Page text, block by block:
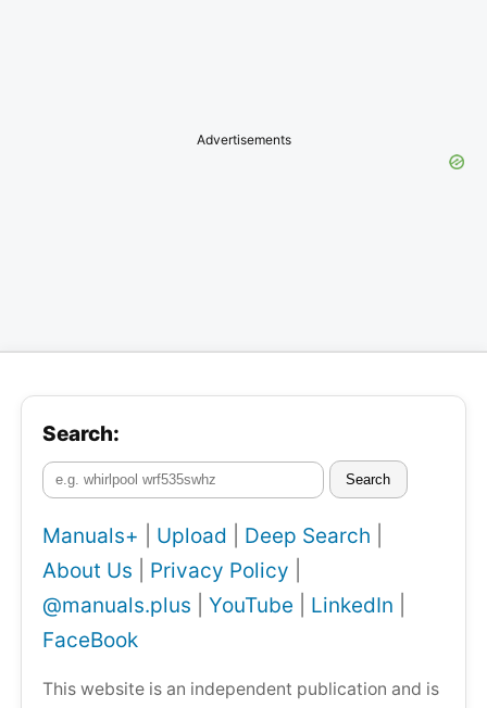
Advertisements
Search:
Search
Manuals+ Upload Deep Search
About Us
Privacy Policy
@manuals.plus
YouTube LinkedIn
FaceBook
This website is an independent publication and is